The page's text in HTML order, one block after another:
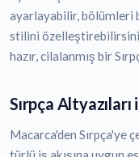
ayarlayabilir, bölümleri
stilini
hazır, cilalanmış bir
Sırpça
Macarca'den Sırpça'ye